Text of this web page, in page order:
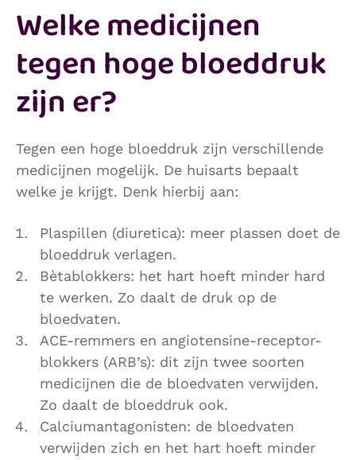
Welke medicijnen
tegen hoge bloeddruk
zijn er?
Tegen een hoge bloeddruk zijn verschillende
medicijnen mogelijk. De huisarts bepaalt
welke je krijgt. Denk hierbij aan:
Plaspillen (diuretica): meer plassen doet de
bloeddruk verlagen.
Bètablokkers: het hart hoeft minder hard
te werken. Zo daalt de druk op de
bloedvaten.
ACE-remmers en angiotensine-receptor-
blokkers (ARB’s): dit zijn twee soorten
medicijnen die de bloedvaten verwijden.
Zo daalt de bloeddruk ook.
Calciumantagonisten: de bloedvaten
verwijden zich en het hart hoeft minder